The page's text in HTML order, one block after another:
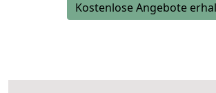
Kostenlose Angebote